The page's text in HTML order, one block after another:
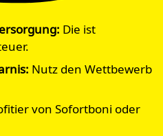
Die ist
Nutz den Wettbewerb
von Sofortboni oder